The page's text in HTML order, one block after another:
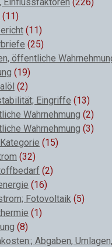
(11)
(11)
(25)
öffentliche
(19)
(2)
Eingriffe (13)
Wahrnehmung (2)
Wahrnehmung (3)
(15)
(32)
(2)
(16)
Fotovoltaik (5)
(1)
(8)
Abgaben,